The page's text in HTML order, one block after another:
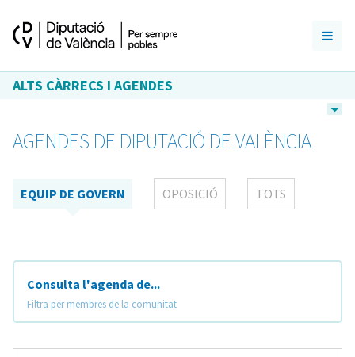
ALTS CÀRRECS I AGENDES
AGENDES DE DIPUTACIÓ DE VALÈNCIA
EQUIP DE GOVERN OPOSICIÓ TOTS
Consulta l'agenda de...
Filtra per membres de la comunitat